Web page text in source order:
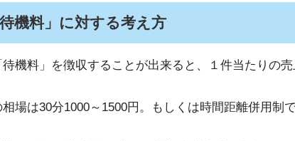
機料」に対する考え方
機料」を徴収することが出来ると、１件当たりの売
場は30分1000～1500円。もしくは時間距離併用制